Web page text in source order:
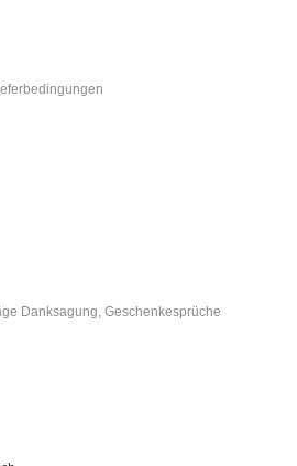
Danksagung, Geschenkesprüche